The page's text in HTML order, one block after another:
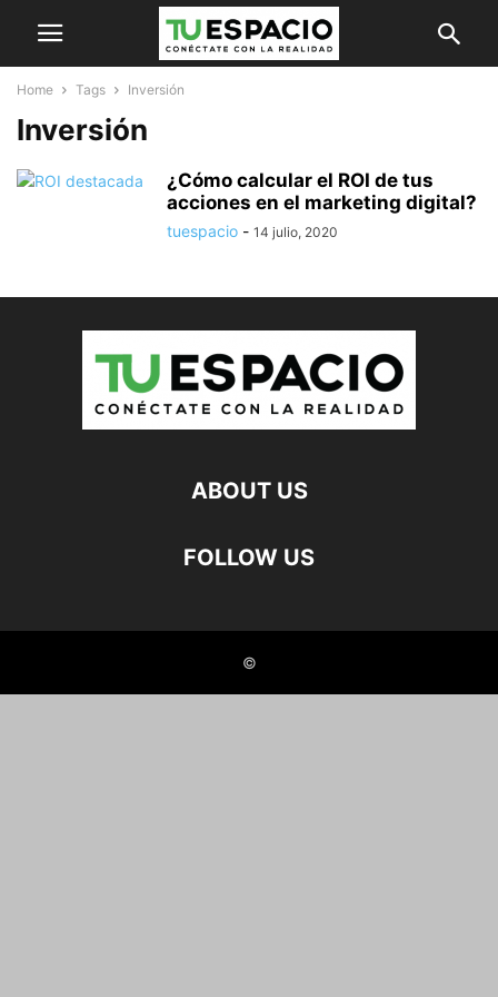
Home Tags Inversión
Inversión
¿Cómo calcular el ROI de tus
acciones en el marketing digital?
tuespacio - 14 julio, 2020
ABOUT US
FOLLOW US
©